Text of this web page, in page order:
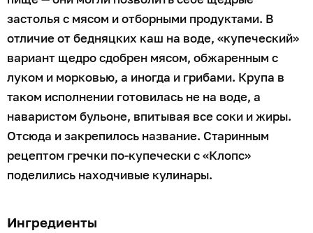
застолья с мясом и отборными продуктами. В
отличие от бедняцких каш на воде, «купеческий»
вариант щедро сдобрен мясом, обжаренным с
луком и морковью, а иногда и грибами. Крупа в
таком исполнении готовилась не на воде, а
наваристом бульоне, впитывая все соки и жиры.
Отсюда и закрепилось название. Старинным
рецептом гречки по-купечески с «Клопс»
поделились находчивые кулинары.
Ингредиенты